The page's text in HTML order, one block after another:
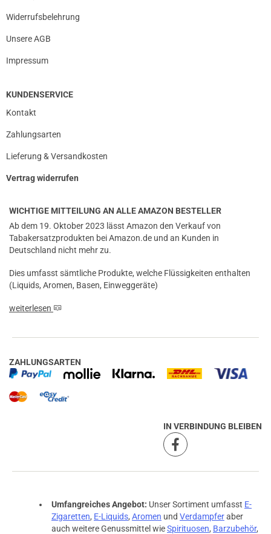
Widerrufsbelehrung
Unsere AGB
Impressum
KUNDENSERVICE
Kontakt
Zahlungsarten
Lieferung & Versandkosten
Vertrag widerrufen
WICHTIGE MITTEILUNG AN ALLE AMAZON BESTELLER
Ab dem 19. Oktober 2023 lässt Amazon den Verkauf von
Tabakersatzprodukten bei Amazon.de und an Kunden in
Deutschland nicht mehr zu.
Dies umfasst sämtliche Produkte, welche Flüssigkeiten enthalten
(Liquids, Aromen, Basen, Einweggeräte)
weiterlesen
ZAHLUNGSARTEN
IN VERBINDUNG BLEIBEN
Umfangreiches Angebot: Unser Sortiment umfasst E-
Zigaretten, E-Liquids, Aromen und Verdampferaber
auch weitere Genussmittel wieSpirituosen, Barzubehör,